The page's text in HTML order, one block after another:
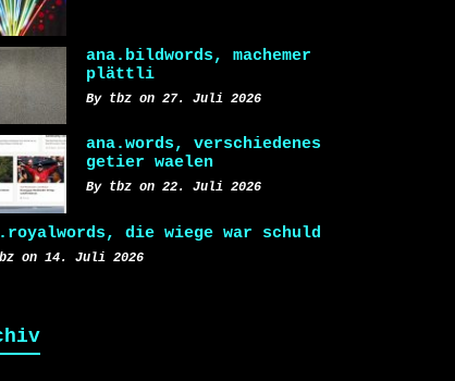
ana.bildwords, machemer
plättli
By tbz on 27. Juli 2026
ana.words, verschiedenes
getier waelen
By tbz on 22. Juli 2026
die wiege war schuld
on 14. Juli 2026